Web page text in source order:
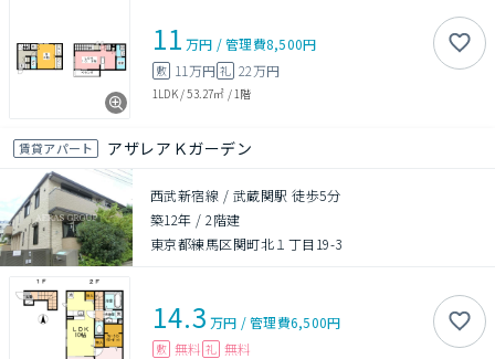
11 万円 /管理費8,500円
敷 11万円 礼 22万円
1LDK/53.27㎡ / 1階
賃貸アパート アザレアＫガーデン
西武新宿線 / 武蔵関駅 徒歩5分
築12年 /2階建
東京都練馬区関町北１丁目19-3
14.3 万円 /管理費6,500円
敷 無料 礼 無料